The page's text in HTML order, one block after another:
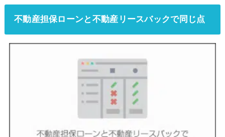
不動産担保ローンと不動産リースバックで同じ点